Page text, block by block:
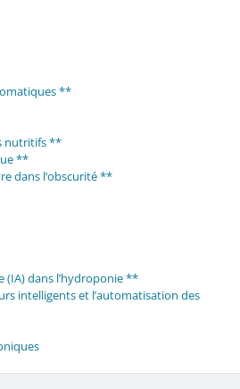
**
nutritifs **
**
dans l’obscurité **
(IA) dans l’hydroponie **
intelligents et l’automatisation des